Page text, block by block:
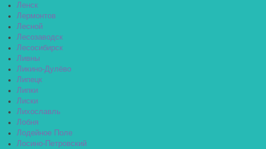
Ленск
Лермонтов
Лесной
Лесозаводск
Лесосибирск
Ливны
Ликино-Дулёво
Липецк
Липки
Лиски
Лихославль
Лобня
Лодейное Поле
Лосино-Петровский